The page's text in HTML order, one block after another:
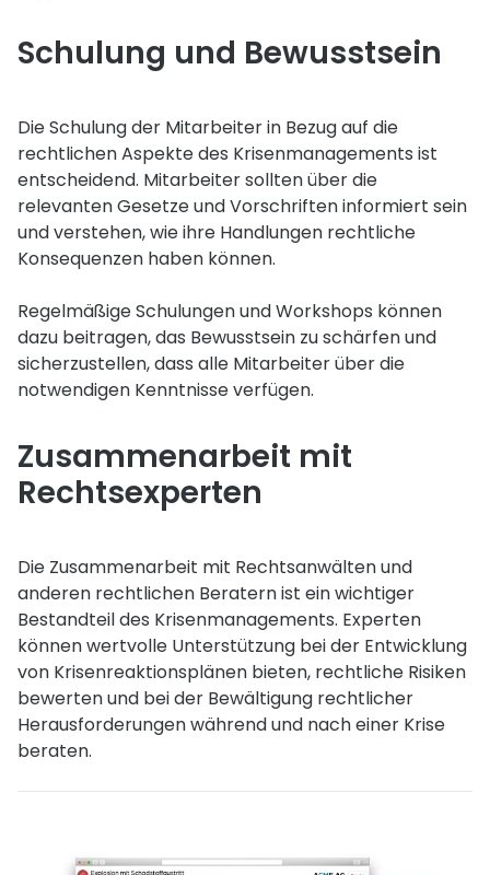
Schulung und Bewusstsein
Die Schulung der Mitarbeiter in Bezug auf die
rechtlichen Aspekte des Krisenmanagements ist
entscheidend. Mitarbeiter sollten über die
relevanten Gesetze und Vorschriften informiert sein
und verstehen, wie ihre Handlungen rechtliche
Konsequenzen haben können.
Regelmäßige Schulungen und Workshops können
dazu beitragen, das Bewusstsein zu schärfen und
sicherzustellen, dass alle Mitarbeiter über die
notwendigen Kenntnisse verfügen.
Zusammenarbeit mit
Rechtsexperten
Die Zusammenarbeit mit Rechtsanwälten und
anderen rechtlichen Beratern ist ein wichtiger
Bestandteil des Krisenmanagements. Experten
können wertvolle Unterstützung bei der Entwicklung
von Krisenreaktionsplänen bieten, rechtliche Risiken
bewerten und bei der Bewältigung rechtlicher
Herausforderungen während und nach einer Krise
beraten.